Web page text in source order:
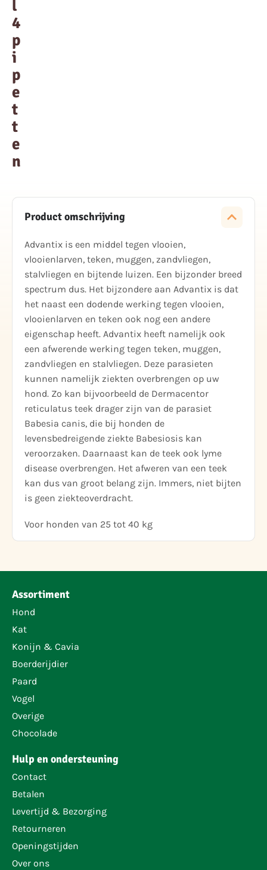
l
4
p
i
p
e
t
t
e
n
Product omschrijving
Advantix is een middel tegen vlooien,
vlooienlarven, teken, muggen, zandvliegen,
stalvliegen en bijtende luizen. Een bijzonder breed
spectrum dus. Het bijzondere aan Advantix is dat
het naast een dodende werking tegen vlooien,
vlooienlarven en teken ook nog een andere
eigenschap heeft. Advantix heeft namelijk ook
een afwerende werking tegen teken, muggen,
zandvliegen en stalvliegen. Deze parasieten
kunnen namelijk ziekten overbrengen op uw
hond. Zo kan bijvoorbeeld de Dermacentor
reticulatus teek drager zijn van de parasiet
Babesia canis, die bij honden de
levensbedreigende ziekte Babesiosis kan
veroorzaken. Daarnaast kan de teek ook lyme
disease overbrengen. Het afweren van een teek
kan dus van groot belang zijn. Immers, niet bijten
is geen ziekteoverdracht.
Voor honden van 25 tot 40 kg
Assortiment
Hond
Kat
Konijn & Cavia
Boerderijdier
Paard
Vogel
Overige
Chocolade
Hulp en ondersteuning
Contact
Betalen
Levertijd & Bezorging
Retourneren
Openingstijden
Over ons